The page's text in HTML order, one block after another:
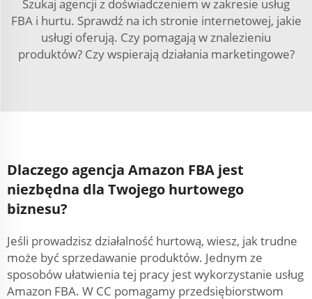
Szukaj agencji z doświadczeniem w zakresie usług
FBA i hurtu. Sprawdź na ich stronie internetowej, jakie
usługi oferują. Czy pomagają w znalezieniu
produktów? Czy wspierają działania marketingowe?
Dlaczego agencja Amazon FBA jest
niezbędna dla Twojego hurtowego
biznesu?
Jeśli prowadzisz działalność hurtową, wiesz, jak trudne
może być sprzedawanie produktów. Jednym ze
sposobów ułatwienia tej pracy jest wykorzystanie usług
Amazon FBA. W CC pomagamy przedsiębiorstwom